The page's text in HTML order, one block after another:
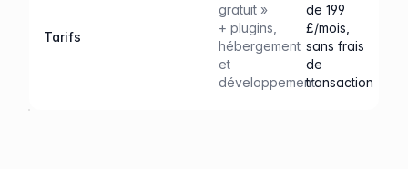
Tarifs
gratuit »
+ plugins,
hébergement
et
développement
de 199
£/mois,
sans frais
de
transaction